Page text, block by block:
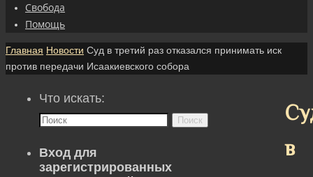
Свобода
Помощь
Главная Новости Суд в третий раз отказался принимать иск
против передачи Исаакиевского собора
в
Что искать:
Поиск
Вход для
зарегистрированных